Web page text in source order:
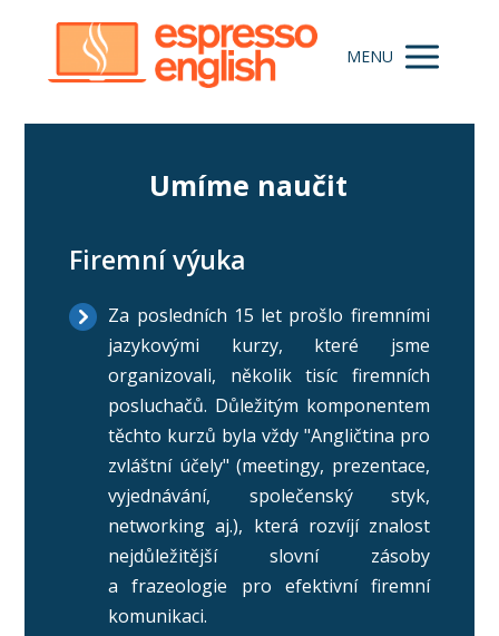
MENU
Umíme naučit
Firemní výuka
Za posledních 15 let prošlo firemními
jazykovými kurzy, které jsme
organizovali, několik tisíc firemních
posluchačů. Důležitým komponentem
těchto kurzů byla vždy "Angličtina pro
zvláštní účely" (meetingy, prezentace,
vyjednávání, společenský styk,
networking aj.), která rozvíjí znalost
nejdůležitější slovní zásoby
a frazeologie pro efektivní firemní
komunikaci.